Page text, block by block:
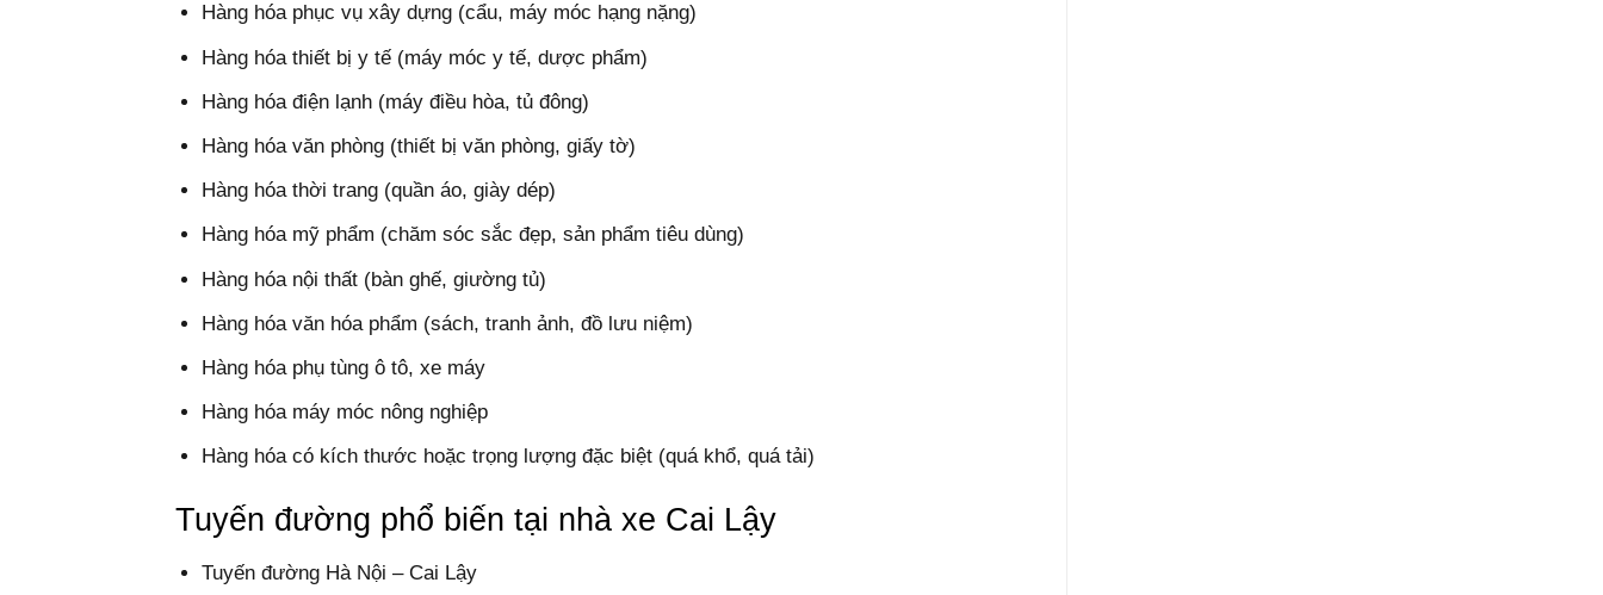
Hàng hóa phục vụ xây dựng (cẩu, máy móc hạng nặng)
Hàng hóa thiết bị y tế (máy móc y tế, dược phẩm)
Hàng hóa điện lạnh (máy điều hòa, tủ đông)
Hàng hóa văn phòng (thiết bị văn phòng, giấy tờ)
Hàng hóa thời trang (quần áo, giày dép)
Hàng hóa mỹ phẩm (chăm sóc sắc đẹp, sản phẩm tiêu dùng)
Hàng hóa nội thất (bàn ghế, giường tủ)
Hàng hóa văn hóa phẩm (sách, tranh ảnh, đồ lưu niệm)
Hàng hóa phụ tùng ô tô, xe máy
Hàng hóa máy móc nông nghiệp
Hàng hóa có kích thước hoặc trọng lượng đặc biệt (quá khổ, quá tải)
Tuyến đường phổ biến tại nhà xe Cai Lậy
Tuyến đường Hà Nội – Cai Lậy